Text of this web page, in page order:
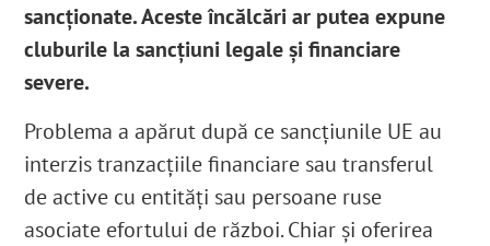
sancționate. Aceste încălcări ar putea expune
cluburile la sancțiuni legale și financiare
severe.
Problema a apărut după ce sancțiunile UE au
interzis tranzacțiile financiare sau transferul
de active cu entități sau persoane ruse
asociate efortului de război. Chiar și oferirea